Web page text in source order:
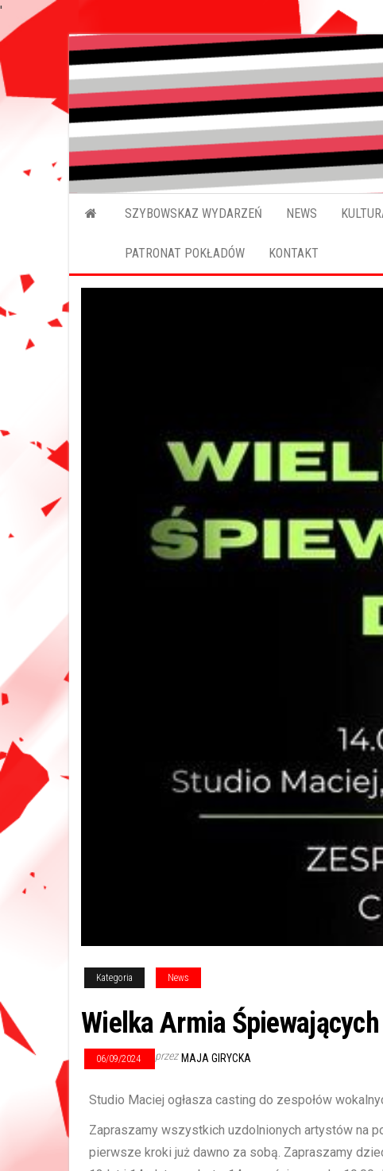
'
SZYBOWSKAZ WYDARZEŃ NEWS
PATRONAT POKŁADÓW KONTAKT
Kategoria News
Wielka Armia
06/09/2024 przez MAJA GIRYCKA
Studio Maciej ogłasza casting do zespołów
Zapraszamy wszystkich uzdolnionych artystów na
pierwsze kroki już dawno za sobą. Zapraszamy